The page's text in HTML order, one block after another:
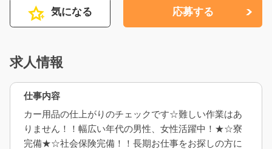
気になる 応募する
求人情報
仕事内容
カー用品の仕上がりのチェックです☆難しい作業はあ
りません！！幅広い年代の男性、女性活躍中！★☆寮
完備★☆社会保険完備！！長期お仕事をお探しの方に